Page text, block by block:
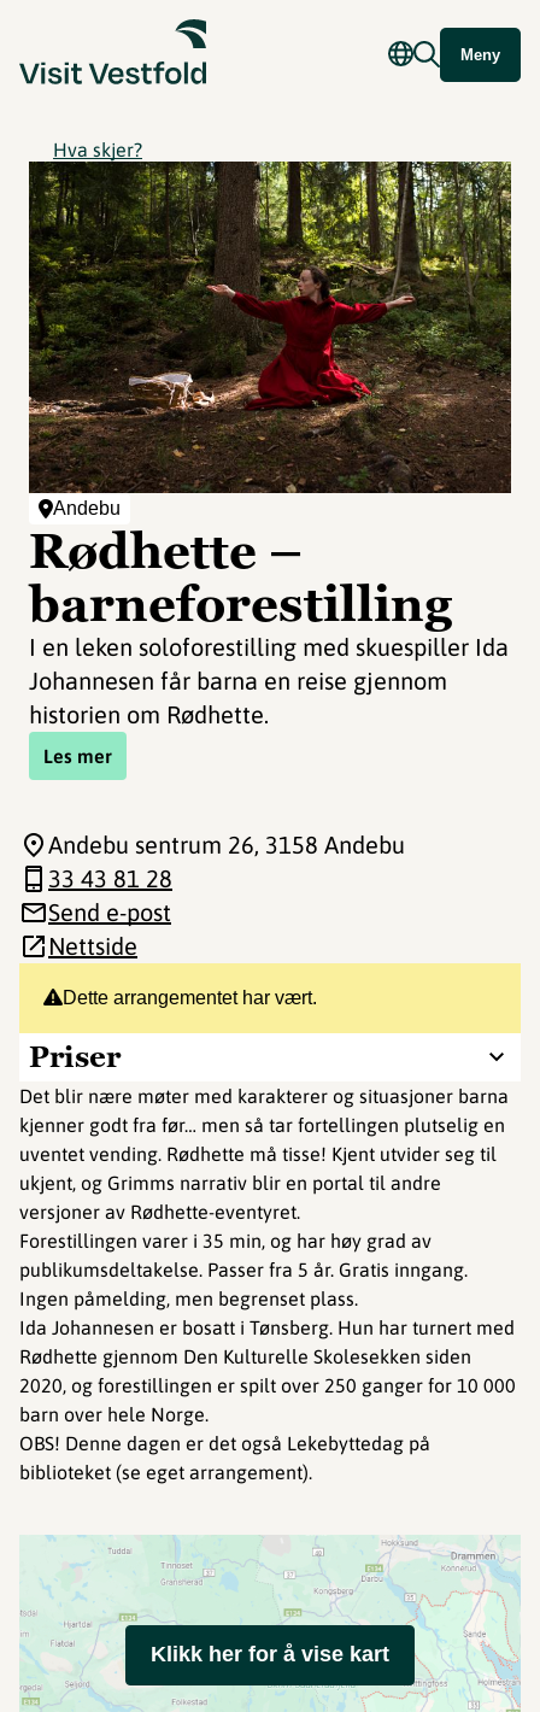
Meny
Hva skjer?
Andebu
Rødhette –
barneforestilling
I en leken soloforestilling med skuespiller Ida
Johannesen får barna en reise gjennom
historien om Rødhette.
Les mer
Dette arrangementet har vært.
Priser
Det blir nære møter med karakterer og situasjoner barna
kjenner godt fra før… men så tar fortellingen plutselig en
uventet vending. Rødhette må tisse! Kjent utvider seg til
ukjent, og Grimms narrativ blir en portal til andre
versjoner av Rødhette-eventyret.
Forestillingen varer i 35 min, og har høy grad av
publikumsdeltakelse. Passer fra 5 år. Gratis inngang.
Ingen påmelding, men begrenset plass.
Ida Johannesen er bosatt i Tønsberg. Hun har turnert med
Rødhette gjennom Den Kulturelle Skolesekken siden
2020, og forestillingen er spilt over 250 ganger for 10 000
barn over hele Norge.
OBS! Denne dagen er det også Lekebyttedag på
biblioteket (se eget arrangement).
Andebu sentrum 26, 3158 Andebu
33 43 81 28
Send e-post
Nettside
Klikk her for å vise kart